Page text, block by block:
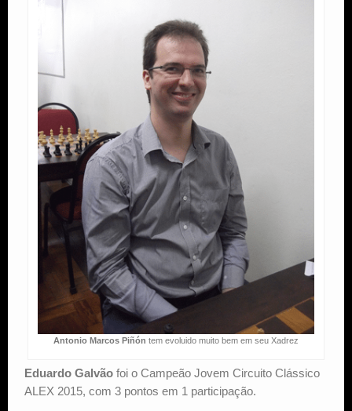
Antonio Marcos Piñón tem evoluido muito bem em seu Xadrez
Eduardo Galvão foi o Campeão Jovem Circuito Clássico
ALEX 2015, com 3 pontos em 1 participação.